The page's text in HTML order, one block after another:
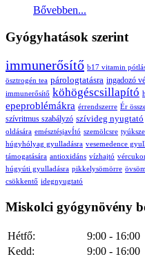
Bővebben...
Gyógyhatások szerint
immunerősítő b17 vitamin
ösztrogén tea párologtatásra ingadozó
immunerősítő köhögéscsillapító
epeproblémákra érrendszerre Ér
szívritmus szabályzó szívideg nyugtató
oldására emésztésjavÍtó szemölcsre
húgyhólyag gyulladásra vesemedence
támogatására antioxidáns vízhajtó
húgyúti gyulladásra pikkelysömörre
csökkentő idegnyugtató
Miskolci gyógynövény
Hétfő:
9:00 - 16:00
Kedd:
9:00 - 16:00